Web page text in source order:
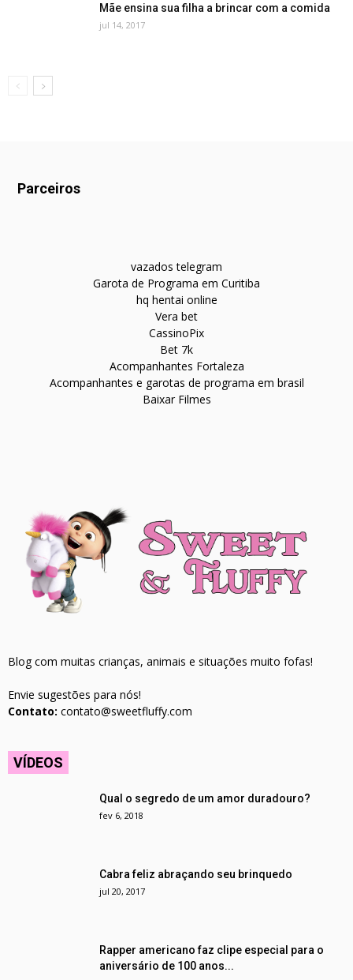
Mãe ensina sua filha a brincar com a comida
jul 14, 2017
Parceiros
vazados telegram
Garota de Programa em Curitiba
hq hentai online
Vera bet
CassinoPix
Bet 7k
Acompanhantes Fortaleza
Acompanhantes e garotas de programa em brasil
Baixar Filmes
Blog com muitas crianças, animais e situações muito fofas!
Envie sugestões para nós!
Contato: contato@sweetfluffy.com
VÍDEOS
Qual o segredo de um amor duradouro?
fev 6, 2018
Cabra feliz abraçando seu brinquedo
jul 20, 2017
Rapper americano faz clipe especial para o
aniversário de 100 anos...